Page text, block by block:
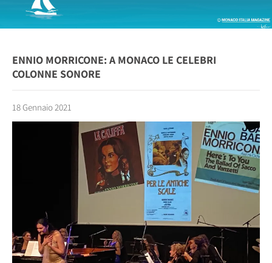
ENNIO MORRICONE: A MONACO LE CELEBRI
COLONNE SONORE
18 Gennaio 2021